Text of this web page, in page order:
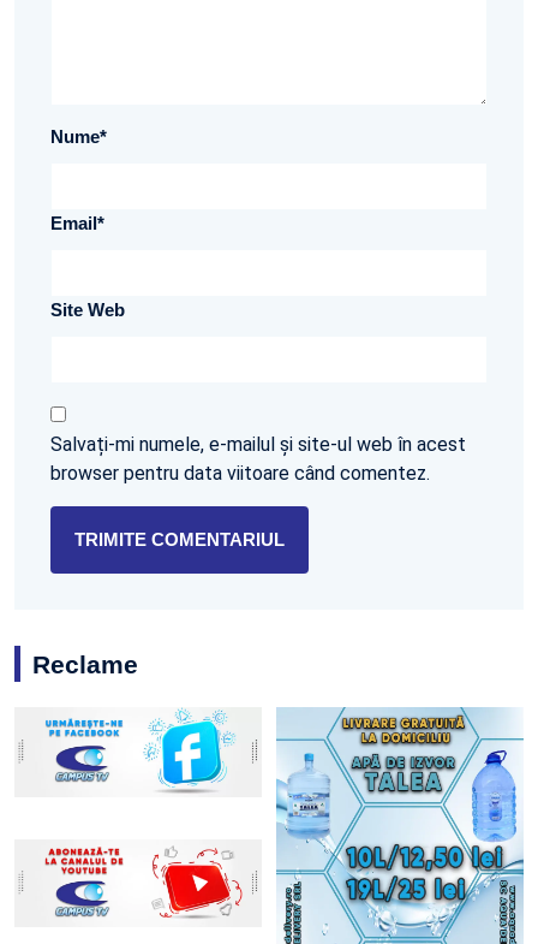
Nume*
Email*
Site Web
Salvați-mi numele, e-mailul și site-ul web în acest
browser pentru data viitoare când comentez.
Reclame